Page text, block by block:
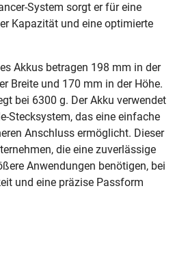
System sorgt er für eine
Kapazität und eine optimierte
Akkus betragen 198 mm in der
Breite und 170 mm in der Höhe.
bei 6300 g. Der Akku verwendet
Stecksystem, das eine einfache
Anschluss ermöglicht. Dieser
die eine zuverlässige
Anwendungen benötigen, bei
und eine präzise Passform